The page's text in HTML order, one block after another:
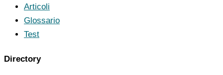
Articoli
Glossario
Test
Directory